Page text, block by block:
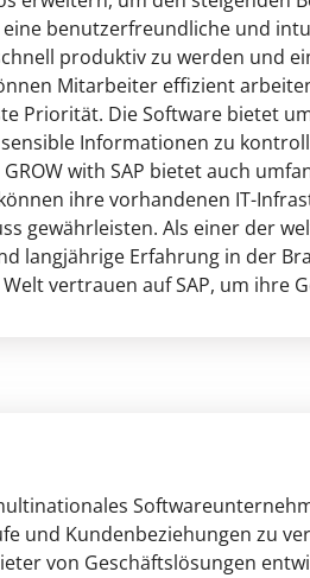
eine benutzerfreundliche und
produktiv zu werden und
Mitarbeiter effizient
Priorität. Die Software bietet
Informationen zu
with SAP bietet auch
ihre vorhandenen IT-
gewährleisten. Als einer der
langjährige Erfahrung in der
vertrauen auf SAP, um ihre
und Kundenbeziehungen zu
von Geschäftslösungen